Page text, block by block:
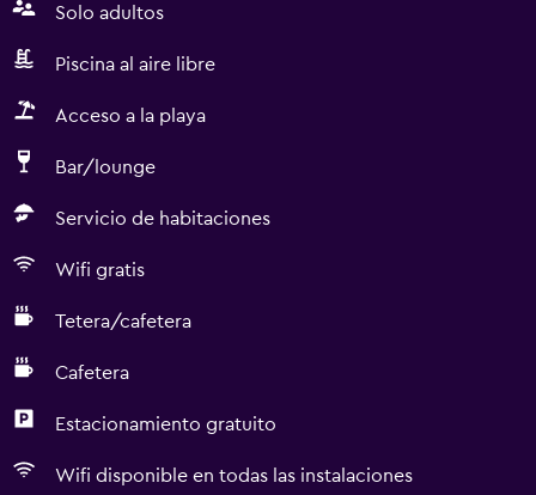
Solo adultos
Piscina al aire libre
Acceso a la playa
Bar/lounge
Servicio de habitaciones
Wifi gratis
Tetera/cafetera
Cafetera
Estacionamiento gratuito
Wifi disponible en todas las instalaciones